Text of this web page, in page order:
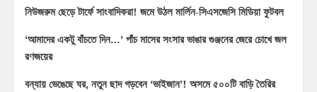
নিউজরুম ছেড়ে টার্ফে সাংবাদিকরা! জমে উঠল মার্লিন-সিএসজেসি মিডিয়া ফুটবল
‘আমাদের একটু বাঁচতে দিন…’ পাঁচ মাসের সংসার ভাঙার গুঞ্জনের জেরে চোখে জল
রণজয়ের
বন্যায় ভেঙেছে ঘর, নতুন ছাদ গড়বেন ‘ভাইজান’! অসমে ৫০০টি বাড়ি তৈরির